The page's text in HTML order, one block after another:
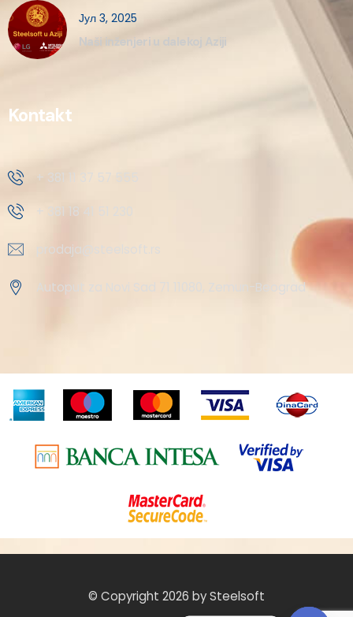
Јул 3, 2025
Naši inženjeri u dalekoj Aziji
Kontakt
+ 381 11 37 57 555
+ 381 18 41 51 230
prodaja@steelsoft.rs
Autoput za Novi Sad 71 11080, Zemun-Beograd
© Copyright 2026 by Steelsoft